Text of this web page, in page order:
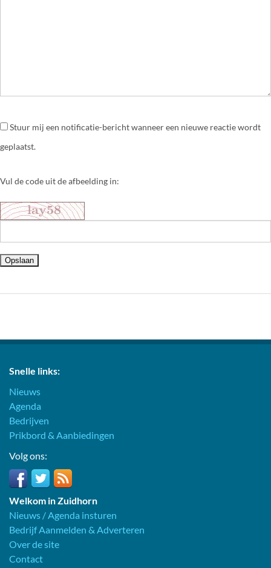
Stuur mij een notificatie-bericht wanneer een nieuwe reactie wordt
geplaatst.
Vul de code uit de afbeelding in:
Snelle links:
Nieuws
Agenda
Bedrijven
Prikbord & Aanbiedingen
Volg ons:
Welkom in Zuidhorn
Nieuws / Agenda insturen
Bedrijf Aanmelden & Adverteren
Over de site
Contact